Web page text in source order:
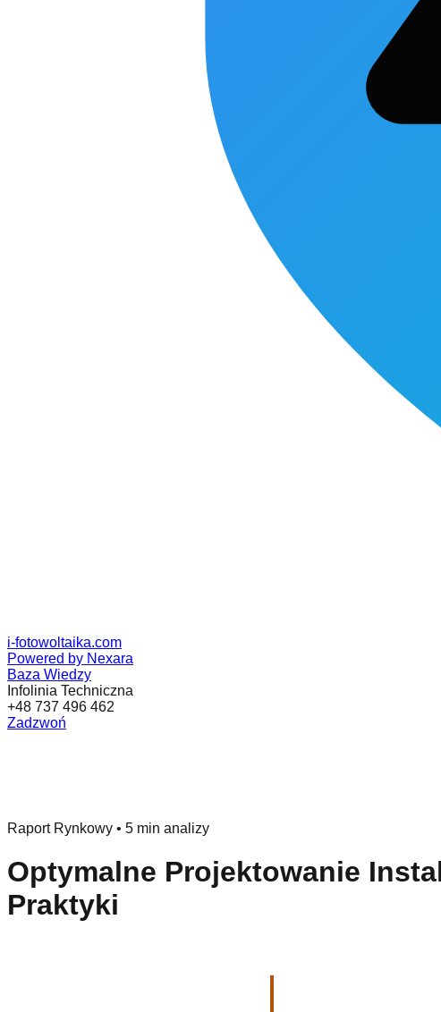
i-fotowoltaika.com
Powered by Nexara
Baza Wiedzy
Infolinia Techniczna
+48 737 496 462
Zadzwoń
Raport Rynkowy • 5 min analizy
Optymalne Projektowanie
Praktyki